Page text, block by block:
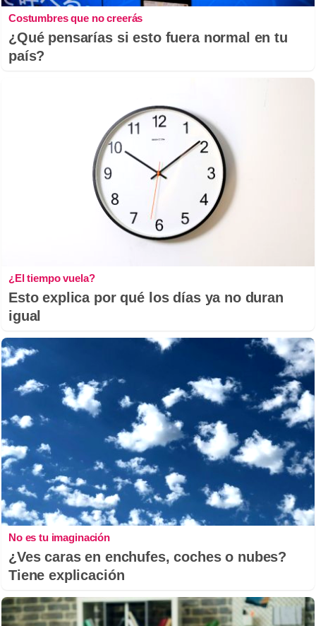
Costumbres que no creerás
¿Qué pensarías si esto fuera normal en tu
país?
¿El tiempo vuela?
Esto explica por qué los días ya no duran
igual
No es tu imaginación
¿Ves caras en enchufes, coches o nubes?
Tiene explicación